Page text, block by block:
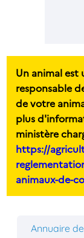
Un animal est
responsable
de votre
plus
ministère
https://
animaux-de-
Annuaire